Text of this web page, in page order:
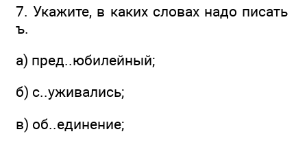
7. Укажите, в каких словах надо писать
ъ.
а) пред..юбилейный;
б) с..уживались;
в) об..единение;